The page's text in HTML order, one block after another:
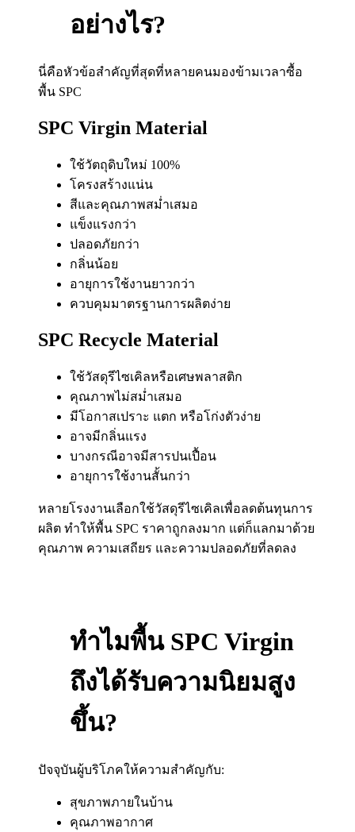
อย่างไร?
นี่คือหัวข้อสำคัญที่สุดที่หลายคนมองข้ามเวลาซื้อ
พื้น SPC
SPC Virgin Material
ใช้วัตถุดิบใหม่ 100%
โครงสร้างแน่น
สีและคุณภาพสม่ำเสมอ
แข็งแรงกว่า
ปลอดภัยกว่า
กลิ่นน้อย
อายุการใช้งานยาวกว่า
ควบคุมมาตรฐานการผลิตง่าย
SPC Recycle Material
ใช้วัสดุรีไซเคิลหรือเศษพลาสติก
คุณภาพไม่สม่ำเสมอ
มีโอกาสเปราะ แตก หรือโก่งตัวง่าย
อาจมีกลิ่นแรง
บางกรณีอาจมีสารปนเปื้อน
อายุการใช้งานสั้นกว่า
หลายโรงงานเลือกใช้วัสดุรีไซเคิลเพื่อลดต้นทุนการ
ผลิต ทำให้พื้น SPC ราคาถูกลงมาก แต่ก็แลกมาด้วย
คุณภาพ ความเสถียร และความปลอดภัยที่ลดลง
ทำไมพื้น SPC Virgin
ถึงได้รับความนิยมสูง
ขึ้น?
ปัจจุบันผู้บริโภคให้ความสำคัญกับ:
สุขภาพภายในบ้าน
คุณภาพอากาศ